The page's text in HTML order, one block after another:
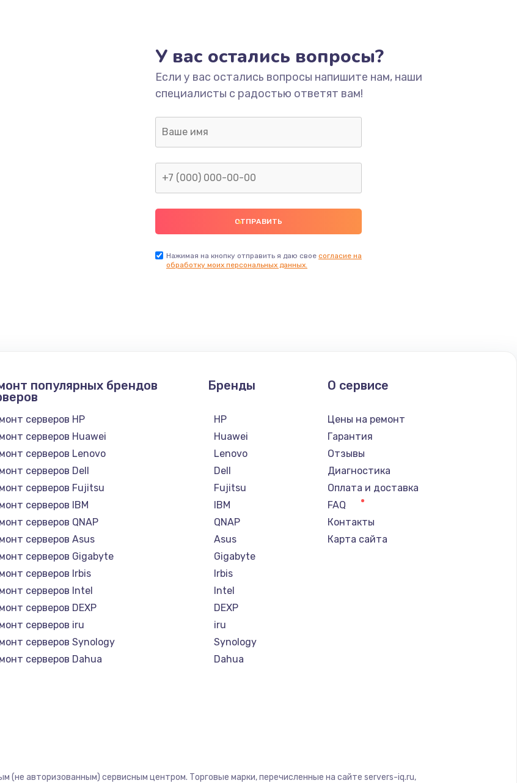
У вас остались вопросы?
Если у вас остались вопросы напишите нам, наши
специалисты с радостью ответят вам!
Нажимая на кнопку отправить я даю свое согласие на
обработку моих персональных данных.
популярных брендов
серверов HP
серверов Huawei
серверов Lenovo
серверов Dell
серверов Fujitsu
серверов IBM
серверов QNAP
серверов Asus
серверов Gigabyte
серверов Irbis
серверов Intel
серверов DEXP
серверов iru
серверов Synology
серверов Dahua
Бренды
HP
Huawei
Lenovo
Dell
Fujitsu
IBM
QNAP
Asus
Gigabyte
Irbis
Intel
DEXP
iru
Synology
Dahua
О сервисе
Цены на ремонт
Гарантия
Отзывы
Диагностика
Оплата и доставка
FAQ
Контакты
Карта сайта
(не авторизованным) сервисным центром. Торговые марки, перечисленные на сайте servers-iq.ru,